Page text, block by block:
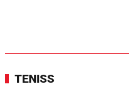
TENISS